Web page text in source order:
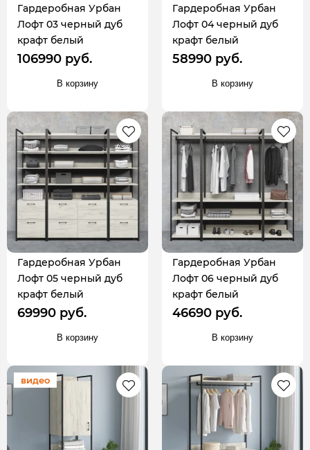
Гардеробная Урбан
Лофт 03 черный дуб
крафт белый
106990 руб.
В корзину
Гардеробная Урбан
Лофт 04 черный дуб
крафт белый
58990 руб.
В корзину
Гардеробная Урбан
Лофт 05 черный дуб
крафт белый
69990 руб.
В корзину
Гардеробная Урбан
Лофт 06 черный дуб
крафт белый
46690 руб.
В корзину
видео